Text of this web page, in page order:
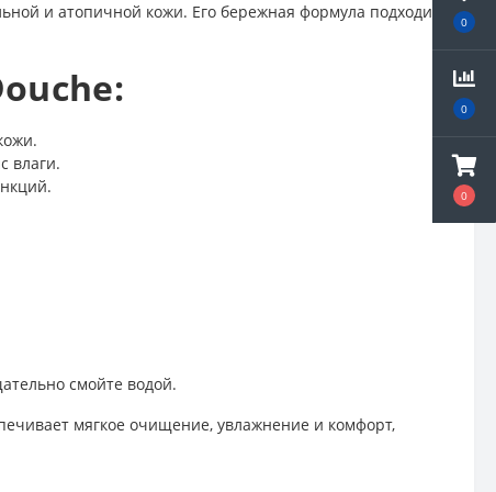
0
0
0
и атопичной кожи. Его бережная формула подходит
влаги.
смойте водой.
мягкое очищение, увлажнение и комфорт,